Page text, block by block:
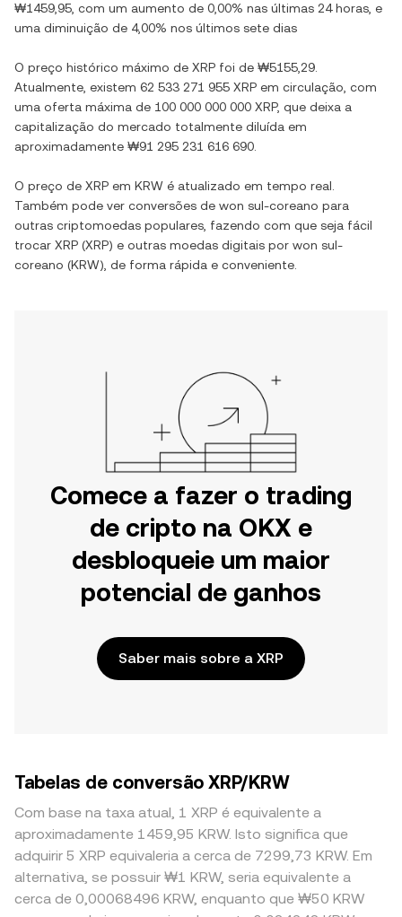
₩1459,95 , com um aumento de 0,00% nas últimas 24 horas, e
uma diminuição de 4,00% nos últimos sete dias
O preço histórico máximo de XRP foi de ₩5155,29
Atualmente, existem 62 533 271 955 XRP em circulação, com
uma oferta máxima de 100 000 000 000 XRP, que deixa a
capitalização do mercado totalmente diluída em
aproximadamente ₩91 295 231 616 690
O preço de XRP em KRW é atualizado em tempo real.
Também pode ver conversões de won sul-coreano para
outras criptomoedas populares, fazendo com que seja fácil
trocar XRP (XRP) e outras moedas digitais por won sul-
coreano (KRW), de forma rápida e conveniente.
Comece a fazer o trading
de cripto na OKX e
desbloqueie um maior
potencial de ganhos
Saber mais sobre a XRP
Tabelas de conversão XRP/KRW
Com base na taxa atual, 1 XRP é equivalente a
aproximadamente 1459,95 KRW. Isto significa que
adquirir 5 XRP equivaleria a cerca de 7299,73 KRW. Em
alternativa, se possuir ₩1 KRW, seria equivalente a
cerca de 0,00068496 KRW, enquanto que ₩50 KRW